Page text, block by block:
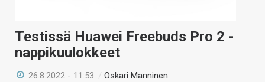
Testissä Huawei Freebuds Pro 2 -
nappikuulokkeet
26.8.2022 - 11:53 /Oskari Manninen